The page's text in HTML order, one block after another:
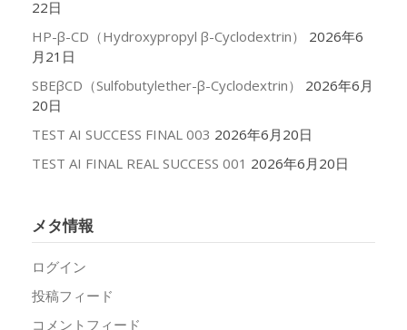
22日
HP-β-CD（Hydroxypropyl β-Cyclodextrin）
2026年6
月21日
SBEβCD（Sulfobutylether-β-Cyclodextrin）
2026年6月
20日
TEST AI SUCCESS FINAL 003 2026年6月20日
TEST AI FINAL REAL SUCCESS 001 2026年6月20日
メタ情報
ログイン
投稿フィード
コメントフィード